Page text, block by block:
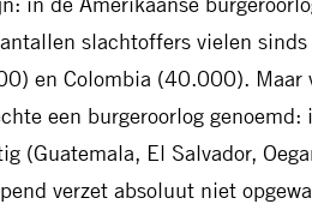
slachtoffers vielen
en Colombia (40.000). Maar
een burgeroorlog genoemd:
(Guatemala, El Salvador,
verzet absoluut niet